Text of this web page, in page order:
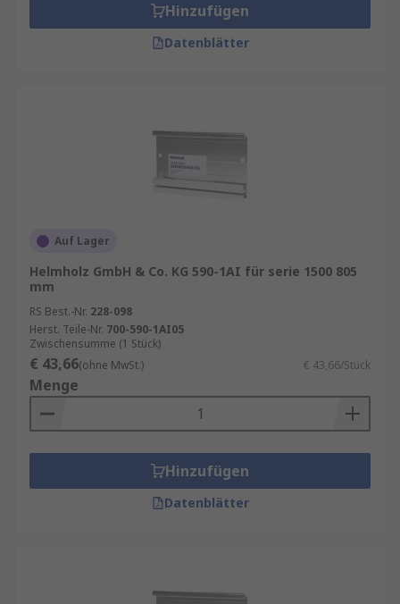
Hinzufügen
Datenblätter
Auf Lager
Helmholz GmbH & Co. KG 590-1AI für serie 1500 805
mm
RS Best.-Nr. 228-098
Herst. Teile-Nr. 700-590-1AI05
Zwischensumme (1 Stück)
€ 43,66(ohne MwSt.) € 43,66/Stück
Menge
Hinzufügen
Datenblätter